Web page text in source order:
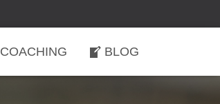
COACHING BLOG